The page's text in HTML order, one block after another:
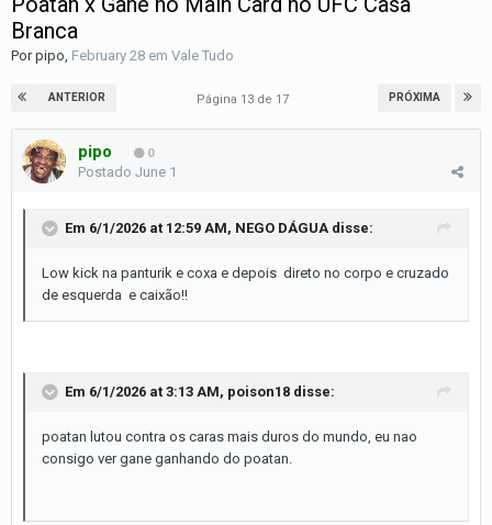
Branca
Porpipo February 28 em Vale Tudo
ANTERIOR PRÓXIMA
Página 13 de 17
pipo 0
Postado June 1
Em 6/1/2026 at 12:59 AM, NEGO DÁGUA disse:
Low kick na panturik e coxa e depois direto no corpo e cruzado
de esquerda e caixão!!
Em 6/1/2026 at 3:13 AM, poison18 disse:
poatan lutou contra os caras mais duros do mundo, eu nao
consigo ver gane ganhando do poatan.